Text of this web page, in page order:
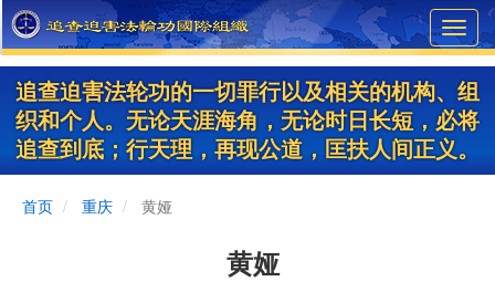
Skip
to
main
content
追查迫害法轮功的一切罪行以及相关的机构、组
织和个人。无论天涯海角，无论时日长短，必将
追查到底；行天理，再现公道，匡扶人间正义。
首页 重庆 黄娅
黄娅